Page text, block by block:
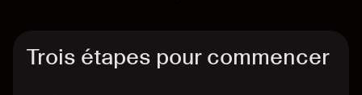
Trois étapes pour commencer